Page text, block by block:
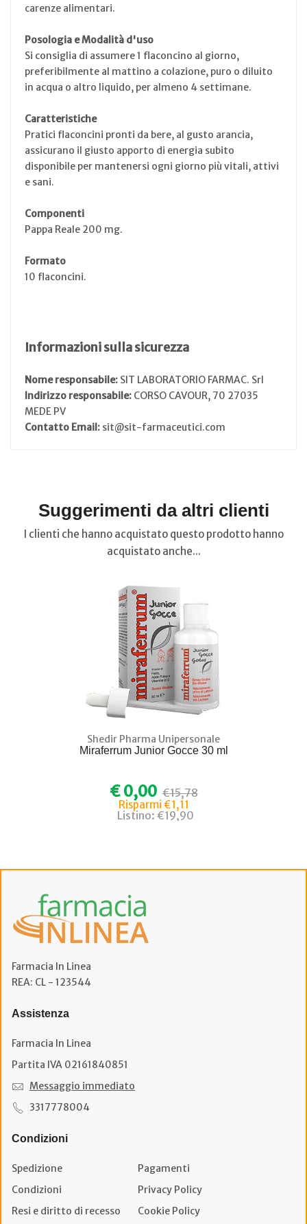
carenze alimentari.
Posologia e Modalità d'uso
Si consiglia di assumere 1 flaconcino al giorno,
preferibilmente al mattino a colazione, puro o diluito
in acqua o altro liquido, per almeno 4 settimane.
Caratteristiche
Pratici flaconcini pronti da bere, al gusto arancia,
assicurano il giusto apporto di energia subito
disponibile per mantenersi ogni giorno più vitali, attivi
e sani.
Componenti
Pappa Reale 200 mg.
Formato
10 flaconcini.
Informazioni sulla sicurezza
Nome responsabile: SIT LABORATORIO FARMAC. Srl
Indirizzo responsabile: CORSO CAVOUR, 70 27035
MEDE PV
Contatto Email: sit@sit-farmaceutici.com
Suggerimenti da altri clienti
I clienti che hanno acquistato questo prodotto hanno
acquistato anche...
Shedir Pharma Unipersonale
Miraferrum Junior Gocce 30 ml
€ 0,00 €15,78
Risparmi €1,11
Listino: €19,90
Farmacia In Linea
REA: CL - 123544
Assistenza
Farmacia In Linea
Partita IVA 02161840851
Messaggio immediato
3317778004
Condizioni
Spedizione
Pagamenti
Condizioni
Privacy Policy
Resi e diritto di recesso
Cookie Policy